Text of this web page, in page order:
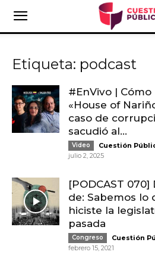
Etiqueta: podcast
#EnVivo | Cómo
«House of
caso de
sacudió al...
Video Cuestión
julio 2, 2025
[PODCAST 070]
de: Sabemos lo
hiciste la
pasada
Congreso Cuestión
febrero 15, 2021